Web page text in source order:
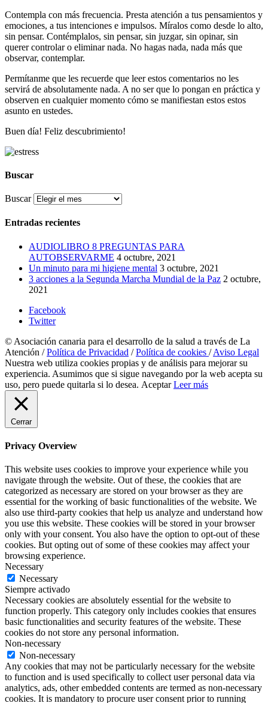
Contempla con más frecuencia. Presta atención a tus pensamientos y
emociones, a tus intenciones e impulsos. Míralos como desde lo alto,
sin pensar. Contémplalos, sin pensar, sin juzgar, sin opinar, sin
querer controlar o eliminar nada. No hagas nada, nada más que
observar, contemplar.
Permítanme que les recuerde que leer estos comentarios no les
servirá de absolutamente nada. A no ser que lo pongan en práctica y
observen en cualquier momento cómo se manifiestan estos estos
asunto en ustedes.
Buen día! Feliz descubrimiento!
Buscar
Buscar
Entradas recientes
AUDIOLIBRO 8 PREGUNTAS PARA
AUTOBSERVARME 4 octubre, 2021
Un minuto para mi higiene mental 3 octubre, 2021
3 acciones a la Segunda Marcha Mundial de la Paz 2 octubre,
2021
Facebook
Twitter
© Asociación canaria para el desarrollo de la salud a través de La
Atención /Política de Privacidad /Política de cookies /Aviso Legal
Nuestra web utiliza cookies propias y de análisis para mejorar su
experiencia. Asumimos que si sigue navegando por la web acepta su
uso, pero puede quitarla si lo desea. Aceptar Leer más
Cerrar
Privacy Overview
This website uses cookies to improve your experience while you
navigate through the website. Out of these, the cookies that are
categorized as necessary are stored on your browser as they are
essential for the working of basic functionalities of the website. We
also use third-party cookies that help us analyze and understand how
you use this website. These cookies will be stored in your browser
only with your consent. You also have the option to opt-out of these
cookies. But opting out of some of these cookies may affect your
browsing experience.
Necessary
Necessary
Siempre activado
Necessary cookies are absolutely essential for the website to
function properly. This category only includes cookies that ensures
basic functionalities and security features of the website. These
cookies do not store any personal information.
Non-necessary
Non-necessary
Any cookies that may not be particularly necessary for the website
to function and is used specifically to collect user personal data via
analytics, ads, other embedded contents are termed as non-necessary
cookies. It is mandatory to procure user consent prior to running